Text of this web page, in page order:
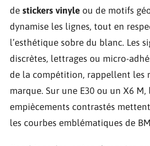
de stickers vinyle ou de motifs
dynamise les lignes, tout en
l’esthétique sobre du blanc. Les
discrètes, lettrages ou micro-
de la compétition, rappellent les
marque. Sur une E30 ou un X6 M,
empiècements contrastés
les courbes emblématiques de